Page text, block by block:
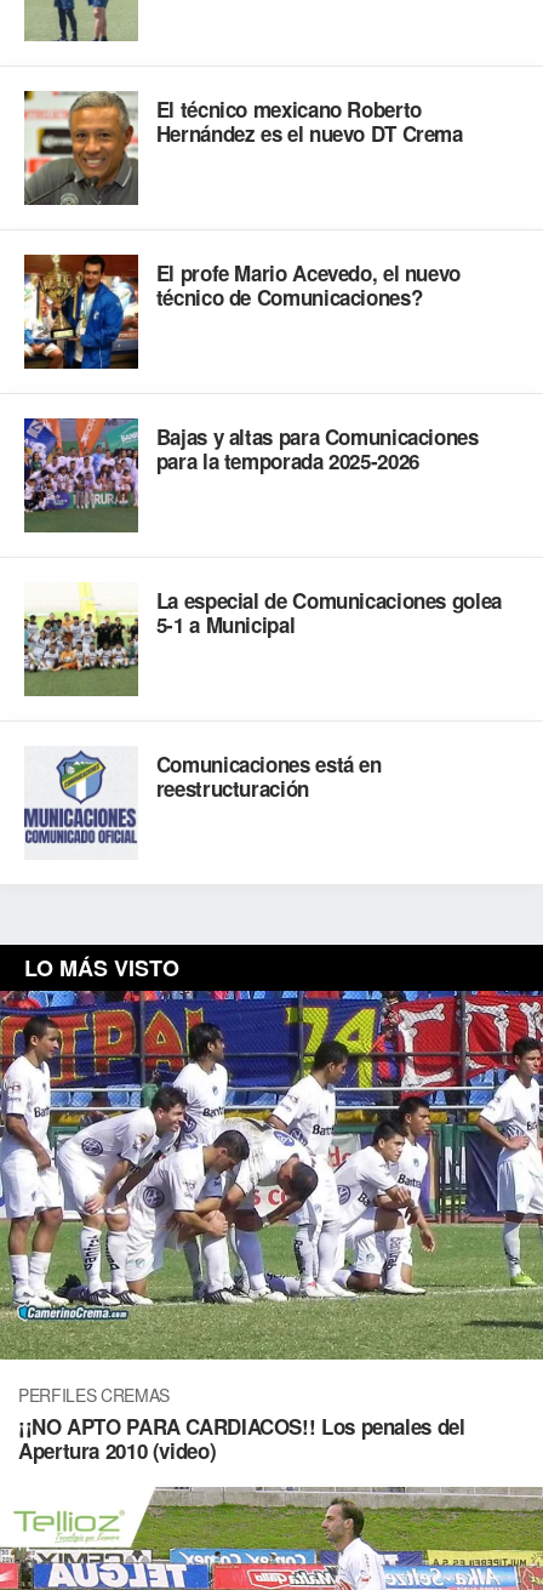
El técnico mexicano Roberto
Hernández es el nuevo DT Crema
El profe Mario Acevedo, el nuevo
técnico de Comunicaciones?
Bajas y altas para Comunicaciones
para la temporada 2025-2026
La especial de Comunicaciones golea
5-1 a Municipal
Comunicaciones está en
reestructuración
LO MÁS VISTO
PERFILES CREMAS
¡¡NO APTO PARA CARDIACOS!! Los penales del
Apertura 2010 (video)